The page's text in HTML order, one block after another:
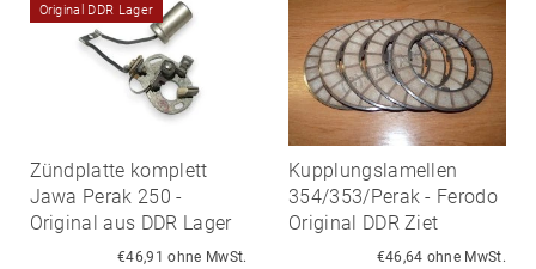
Original DDR Lager
Zündplatte komplett
Jawa Perak 250 -
Original aus DDR Lager
€46,91 ohne MwSt.
Kupplungslamellen
354/353/Perak - Ferodo
Original DDR Ziet
€46,64 ohne MwSt.